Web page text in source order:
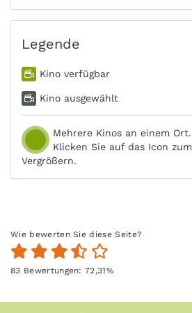
Legende
Kino verfügbar
Kino ausgewählt
Mehrere Kinos an einem Ort.
Klicken Sie auf das Icon zum
Vergrößern.
Wie bewerten Sie diese Seite?
83 Bewertungen:72,31%